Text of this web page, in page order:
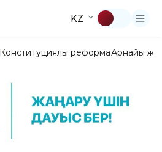
KZ
Конституциялық реформаАрнайы